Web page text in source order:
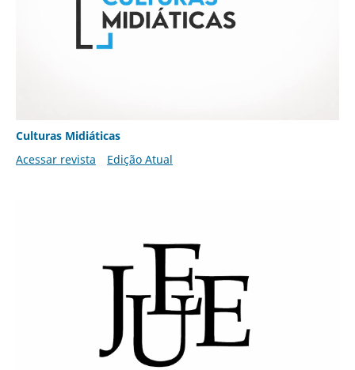
Culturas Midiáticas
Acessar revista
Edição Atual